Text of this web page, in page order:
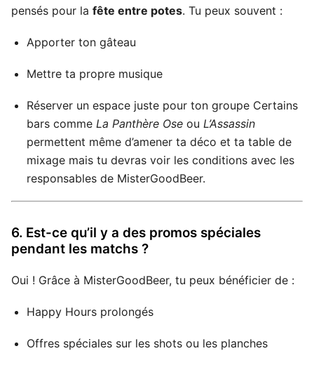
pensés pour la fête entre potes. Tu peux souvent :
Apporter ton gâteau
Mettre ta propre musique
Réserver un espace juste pour ton groupe Certains
bars commeLa Panthère Ose ouL’Assassin
permettent même d’amener ta déco et ta table de
mixage mais tu devras voir les conditions avec les
responsables de MisterGoodBeer.
6. Est-ce qu’il y a des promos spéciales
pendant les matchs ?
Oui ! Grâce à MisterGoodBeer, tu peux bénéficier de :
Happy Hours prolongés
Offres spéciales sur les shots ou les planches